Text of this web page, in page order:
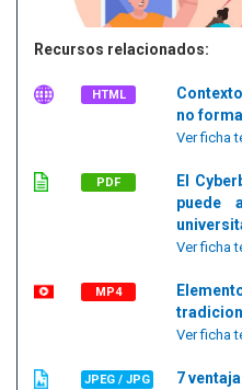
Recursos relacionados:
HTML
no
Ver ficha
PDF
El
puede
Ver ficha
MP4
Ver ficha
JPEG / JPG
7